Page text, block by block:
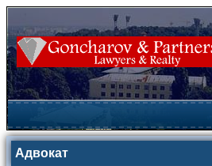
Адвокат